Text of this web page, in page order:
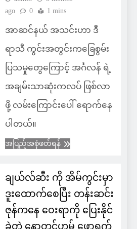
ago
0 1 mins
အာဆင်နယ် အသင်းဟာ ဒီ
ရာသီ ကွင်းအတွင်းကခြေစွမ်း
ပြသမှုတွေကြောင့် အင်္ဂလန် ရဲ့
အချမ်းသာဆုံးကလပ် ဖြစ်လာ
ဖို့ လမ်းကြောင်းပေါ် ရောက်နေ
ပါတယ်။
အပြည့်အစုံဖတ်ရန်
ချယ်လ်ဆီး ကို အိမ်ကွင်းမှာ
ဒူးထောက်စေပြီး တန်းဆင်း
ဇုန်ကနေ ဝေးရာကို ပြေးနိုင်
ခဲ့တဲ့ နော့တင်ဟမ် ဖောရက်